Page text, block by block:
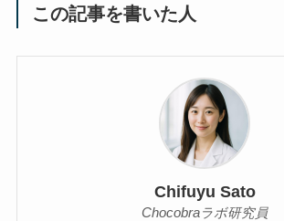
この記事を書いた人
Chifuyu Sato
Chocobraラボ研究員